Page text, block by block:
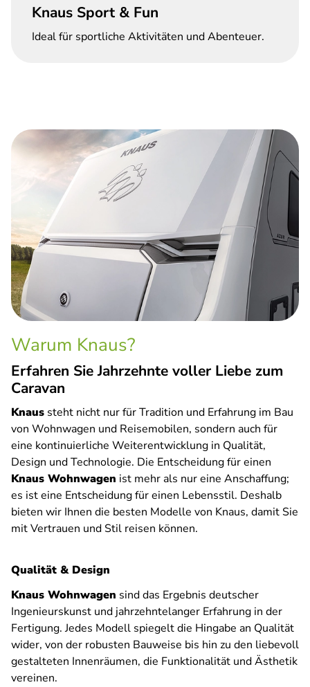
Knaus Sport & Fun
Ideal für sportliche Aktivitäten und Abenteuer.
Warum Knaus?
Erfahren Sie Jahrzehnte voller Liebe zum
Caravan
Knaus steht nicht nur für Tradition und Erfahrung im Bau
von Wohnwagen und Reisemobilen, sondern auch für
eine kontinuierliche Weiterentwicklung in Qualität,
Design und Technologie. Die Entscheidung für einen
Knaus Wohnwagen ist mehr als nur eine Anschaffung;
es ist eine Entscheidung für einen Lebensstil. Deshalb
bieten wir Ihnen die besten Modelle von Knaus, damit Sie
mit Vertrauen und Stil reisen können.
Qualität & Design
Knaus Wohnwagen sind das Ergebnis deutscher
Ingenieurskunst und jahrzehntelanger Erfahrung in der
Fertigung. Jedes Modell spiegelt die Hingabe an Qualität
wider, von der robusten Bauweise bis hin zu den liebevoll
gestalteten Innenräumen, die Funktionalität und Ästhetik
vereinen.